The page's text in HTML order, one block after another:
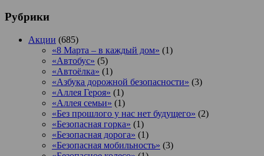
Рубрики
Акции (685)
«8 Марта – в каждый дом» (1)
«Автобус» (5)
«Автоёлка» (1)
«Азбука дорожной безопасности» (3)
«Аллея Героя» (1)
«Аллея семьи» (1)
«Без прошлого у нас нет будущего» (2)
«Безопасная горка» (1)
«Безопасная дорога» (1)
«Безопасная мобильность» (3)